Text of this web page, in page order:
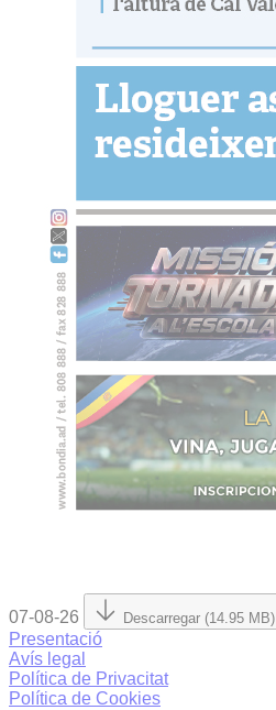
07-08-26 Descarregar (14.95 MB)
Presentació
Avís legal
Política de Privacitat
Política de Cookies